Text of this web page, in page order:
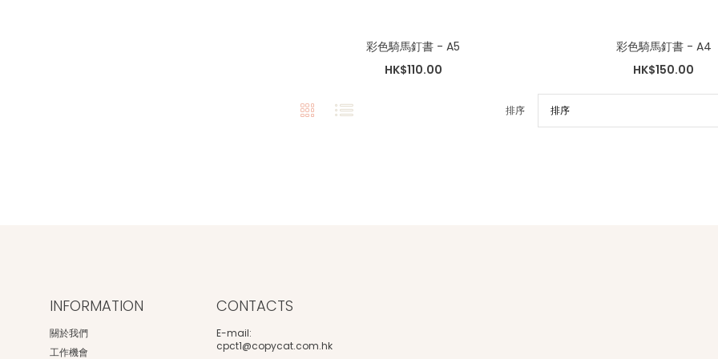
彩色騎馬釘書 - A5
HK$110.00
彩色騎馬釘書 - A4
HK$150.00
排序
INFORMATION
關於我們
工作機會
CONTACTS
E-mail:
cpct1@copycat.com.hk